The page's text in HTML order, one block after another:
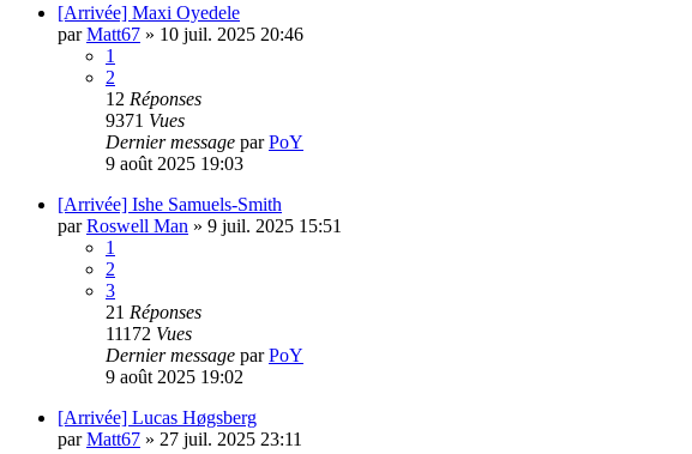
[Arrivée] Maxi Oyedele
parMatt67 » 10 juil. 2025 20:46
1
2
12 Réponses
9371 Vues
Dernier message parPoY
9 août 2025 19:03
[Arrivée] Ishe Samuels-Smith
parRoswell Man » 9 juil. 2025 15:51
1
2
3
21 Réponses
11172 Vues
Dernier message parPoY
9 août 2025 19:02
[Arrivée] Lucas Høgsberg
parMatt67 » 27 juil. 2025 23:11